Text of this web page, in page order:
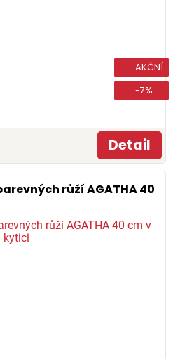
AKČNÍ
-7%
Detail
růží AGATHA 40